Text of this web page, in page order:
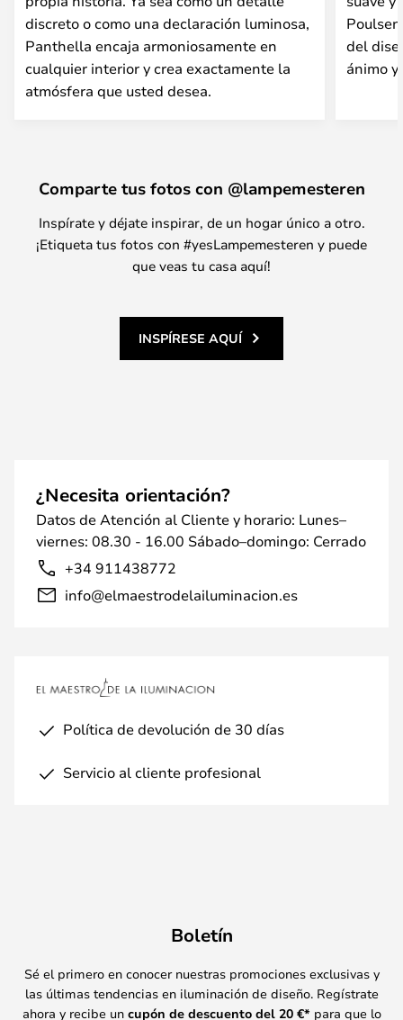
discreto o como una declaración luminosa,
Panthella encaja armoniosamente en
cualquier interior y crea exactamente la
atmósfera que usted desea.
del
ánimo
Comparte tus fotos con @lampemesteren
Inspírate y déjate inspirar, de un hogar único a otro.
¡Etiqueta tus fotos con #yesLampemesteren y puede
que veas tu casa aquí!
INSPÍRESE AQUÍ
¿Necesita orientación?
Datos de Atención al Cliente y horario: Lunes–
viernes: 08.30 - 16.00 Sábado–domingo: Cerrado
+34 911438772
info@elmaestrodelailuminacion.es
Política de devolución de 30 días
Servicio al cliente profesional
Boletín
Sé el primero en conocer nuestras promociones exclusivas y
las últimas tendencias en iluminación de diseño. Regístrate
ahora y recibe un cupón de descuento del 20 €* para que lo